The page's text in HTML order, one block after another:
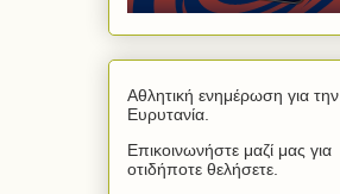
Αθλητική ενημέρωση για την
Ευρυτανία.
Επικοινωνήστε μαζί μας για
οτιδήποτε θελήσετε.